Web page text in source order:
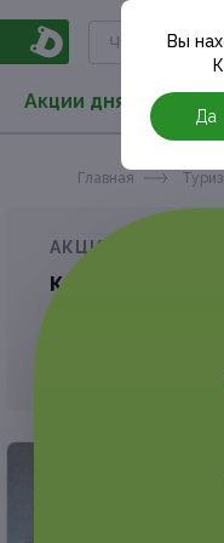
Акции дня Товары
Вы
Да
Главная
АКЦИЯ,
К сожалению,
заканчиваются.